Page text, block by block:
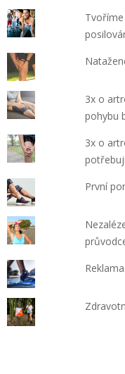
3x o
pohybu
3x o
První